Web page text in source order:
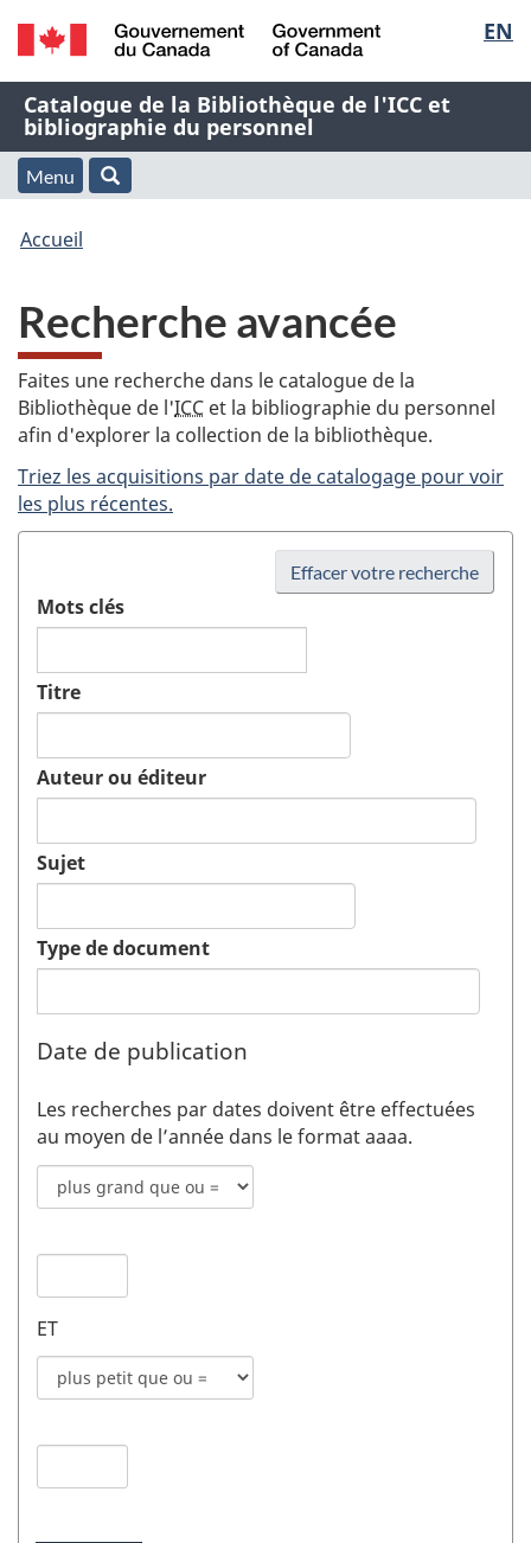
Passer
au
contenu
principal
Passer
à
« À
propos
de
application
Passer
à
la
version
HTML
de
la
EN
/
Government
of
Canada
Nom
de
l'application
Web
Catalogue de la Bibliothèque de l'ICC et
bibliographie du personnel
Menu
et
Menu
Vous
ici
Accueil
Recherche avancée
Faites une recherche dans le catalogue de la
Bibliothèque de l'ICC et la bibliographie du personnel
afin d'explorer la collection de la bibliothèque.
Triez les acquisitions par date de catalogage pour voir
les plus récentes.
Effacer votre recherche
Mots clés
Titre
Auteur ou éditeur
Sujet
Type de document
Date de publication
Les recherches par dates doivent être effectuées
au moyen de l’année dans le format aaaa.
Mode
de
pour
publication
champs
1
Date
1
ET
Mode
de
pour
Date